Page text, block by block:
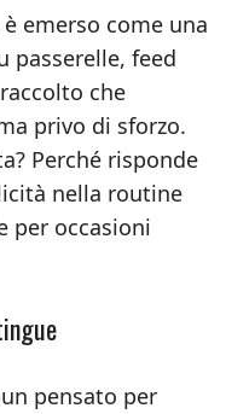
è emerso come una
passerelle, feed
che
privo di sforzo.
Perché risponde
nella routine
per occasioni
pensato per